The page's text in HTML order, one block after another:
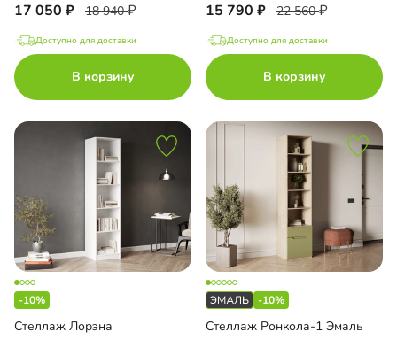
17 050 18 940
Доступно для доставки
В корзину
15 790 22 560
Доступно для доставки
В корзину
-10%
Стеллаж Лорэна
-10%
Стеллаж Ронкола-1 Эмаль